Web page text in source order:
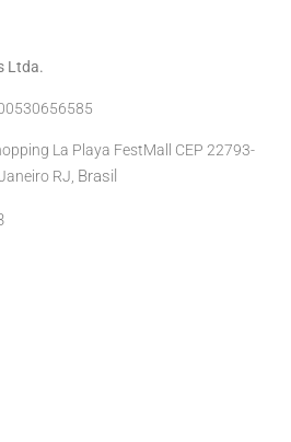
Ltda.
La Playa FestMall CEP 22793-
RJ, Brasil